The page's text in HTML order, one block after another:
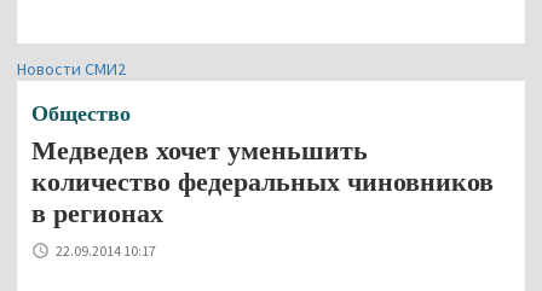
Новости СМИ2
Общество
Медведев хочет уменьшить
количество федеральных чиновников
в регионах
22.09.2014 10:17